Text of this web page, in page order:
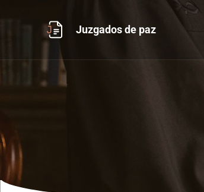
Juzgados de paz